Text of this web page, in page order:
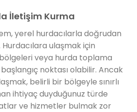
İletişim Kurma
yerel hurdacılarla doğrudan
ulaşmak için
veya hurda toplama
noktası olabilir. Ancak
belirli bir bölgeyle sınırlı
ihtiyaç duyduğunuz türde
ve hizmetler bulmak zor